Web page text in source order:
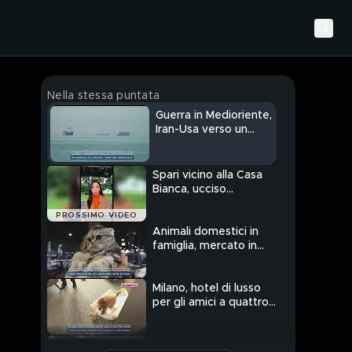
Nella stessa puntata
Guerra in Medioriente,
Iran-Usa verso un
PROSSIMO VIDEO
Spari vicino alla Casa
Bianca, ucciso
Animali domestici in
famiglia, mercato in
Milano, hotel di lusso
per gli amici a quattro